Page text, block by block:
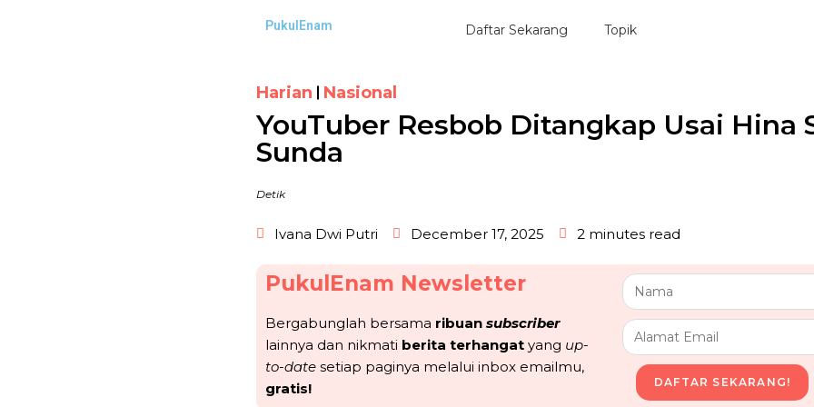
PukulEnam Daftar Sekarang Topik
Harian Nasional
YouTuber Resbob Ditangkap Usai Hina
Sunda
Detik
Ivana Dwi Putri December 17, 2025 2 minutes read
PukulEnam Newsletter
Bergabunglah bersama ribuan subscriber
lainnya dan nikmati berita terhangat yang up-
to-date setiap paginya melalui inbox emailmu,
gratis!
DAFTAR SEKARANG!